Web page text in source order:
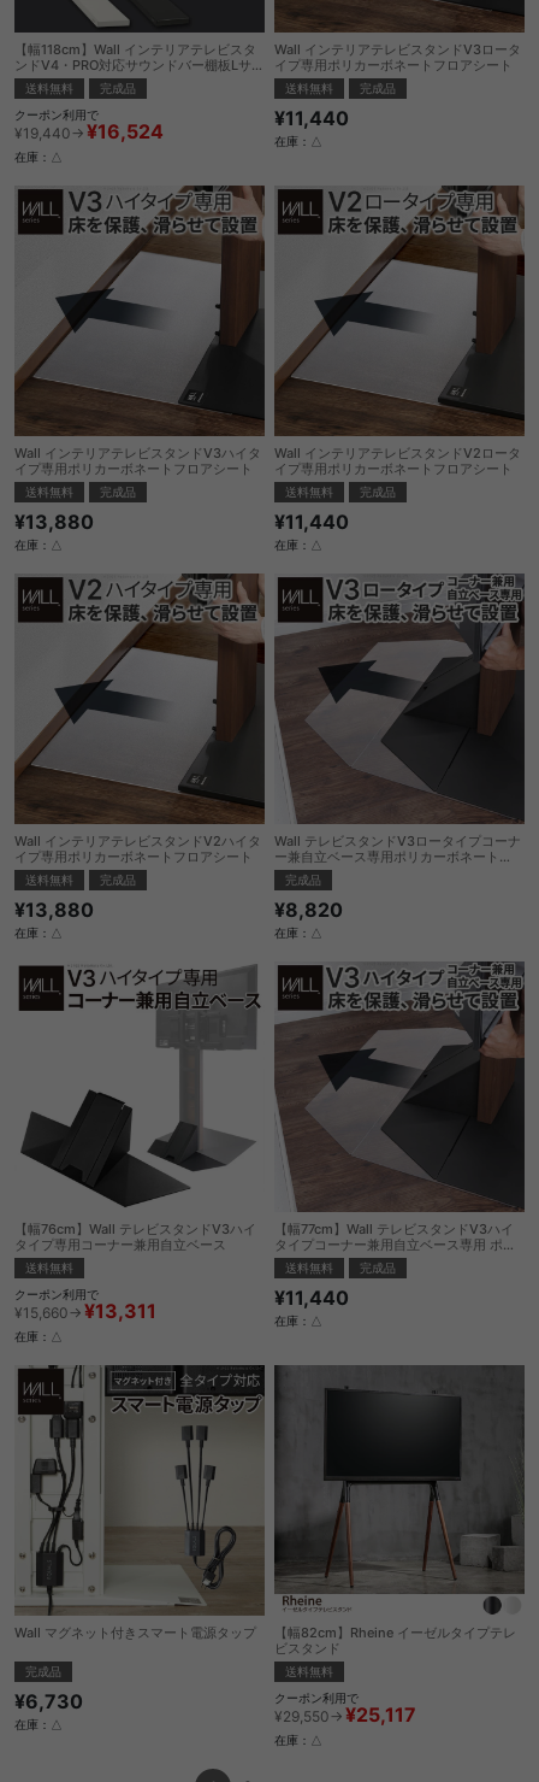
【幅118cm】Wall インテリアテレビスタ
ンドV4・PRO対応サウンドバー棚板Lサイ
ズ送料無料
完成品
クーポン利用で
¥19,440→ ¥16,524
在庫：△
Wall インテリアテレビスタンドV3ロータ
イプ専用ポリカーボネートフロアシート
送料無料 完成品
¥11,440
在庫：△
Wall インテリアテレビスタンドV3ハイタ
イプ専用ポリカーボネートフロアシート
送料無料 完成品
¥13,880
在庫：△
Wall インテリアテレビスタンドV2ロータ
イプ専用ポリカーボネートフロアシート
送料無料 完成品
¥11,440
在庫：△
Wall インテリアテレビスタンドV2ハイタ
イプ専用ポリカーボネートフロアシート
送料無料 完成品
¥13,880
在庫：△
Wall テレビスタンドV3ロータイプコーナ
ー兼自立ベース専用ポリカーボネートフ
ロアシート
完成品
¥8,820
在庫：△
【幅76cm】Wall テレビスタンドV3ハイ
タイプ専用コーナー兼用自立ベース
送料無料
クーポン利用で
¥15,660→ ¥13,311
在庫：△
【幅77cm】Wall テレビスタンドV3ハイ
タイプコーナー兼用自立ベース専用 ポリ
カーボネートフロアシート
送料無料 完成品
¥11,440
在庫：△
Wall マグネット付きスマート電源タップ
完成品
¥6,730
在庫：△
【幅82cm】Rheine イーゼルタイプテレ
ビスタンド
送料無料
クーポン利用で
¥29,550→ ¥25,117
在庫：△